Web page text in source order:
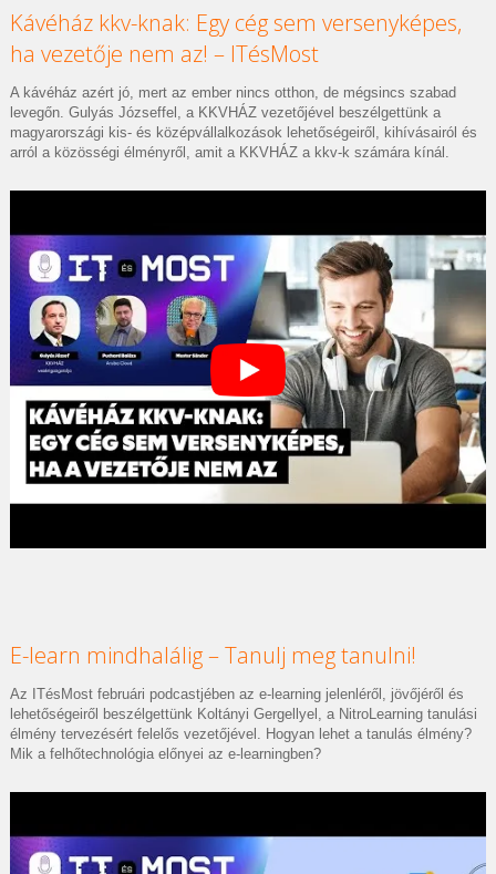
Kávéház kkv-knak: Egy cég sem versenyképes,
ha vezetője nem az! – ITésMost
A kávéház azért jó, mert az ember nincs otthon, de mégsincs szabad
levegőn. Gulyás Józseffel, a KKVHÁZ vezetőjével beszélgettünk a
magyarországi kis- és középvállalkozások lehetőségeiről, kihívásairól és
arról a közösségi élményről, amit a KKVHÁZ a kkv-k számára kínál.
E-learn mindhalálig – Tanulj meg tanulni!
Az ITésMost februári podcastjében az e-learning jelenléről, jövőjéről és
lehetőségeiről beszélgettünk Koltányi Gergellyel, a NitroLearning tanulási
élmény tervezésért felelős vezetőjével. Hogyan lehet a tanulás élmény?
Mik a felhőtechnológia előnyei az e-learningben?